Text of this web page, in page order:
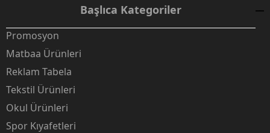
Başlıca Kategoriler
Promosyon
Matbaa Ürünleri
Reklam Tabela
Tekstil Ürünleri
Okul Ürünleri
Spor Kıyafetleri